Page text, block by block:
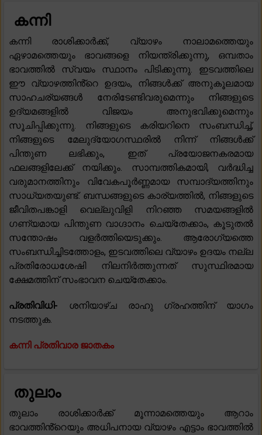
കന്നി
കന്നി രാശിക്കാർക്ക്, വ്യാഴം നാലാമത്തെയും
ഏഴാമത്തെയും ഭാവങ്ങളെ നിയന്ത്രിക്കുന്നു, ഒമ്പതാം
ഭാവത്തിൽ സ്വയം സ്ഥാനം പിടിക്കുന്നു. ഇടവത്തിലെ
ഈ വ്യാഴത്തിൻ്റെ ഉദയം, നിങ്ങൾക്ക് അനുകൂലമായ
സാഹചര്യങ്ങൾ നേരിടേണ്ടിവരുമെന്നും നിങ്ങളുടെ
ഉദ്യമങ്ങളിൽ വിജയം അനുഭവിക്കുമെന്നും
സൂചിപ്പിക്കുന്നു. നിങ്ങളുടെ കരിയറിനെ സംബന്ധിച്ച്,
നിങ്ങളുടെ മേലുദ്യോഗസ്ഥരിൽ നിന്ന് നിങ്ങൾക്ക്
പിന്തുണ ലഭിക്കും, ഇത് പ്രയോജനകരമായ
ഫലങ്ങളിലേക്ക് നയിക്കും. സാമ്പത്തികമായി, വർദ്ധിച്ച
വരുമാനത്തിനും വിവേകപൂർണ്ണമായ സമ്പാദ്യത്തിനും
സാധ്യതയുണ്ട്. ബന്ധങ്ങളുടെ കാര്യത്തിൽ, നിങ്ങളുടെ
ജീവിതപങ്കാളി വെല്ലുവിളി നിറഞ്ഞ സമയങ്ങളിൽ
ഗണ്യമായ പിന്തുണ വാഗ്ദാനം ചെയ്തേക്കാം, കൂടുതൽ
സന്തോഷം വളർത്തിയെടുക്കും. ആരോഗ്യത്തെ
സംബന്ധിച്ചിടത്തോളം, ഇടവത്തിലെ വ്യാഴം ഉദയം നല്ല
പ്രതിരോധശേഷി നിലനിർത്തുന്നത് സുസ്ഥിരമായ
ക്ഷേമത്തിന് സംഭാവന ചെയ്തേക്കാം.
പ്രതിവിധി- ശനിയാഴ്ച രാഹു ഗ്രഹത്തിന് യാഗം
നടത്തുക.
കന്നി പ്രതിവാര ജാതകം
തുലാം
തുലാം രാശിക്കാർക്ക് മൂന്നാമത്തെയും ആറാം
ഭാവത്തിൻ്റെയും അധിപനായ വ്യാഴം എട്ടാം ഭാവത്തിൽ